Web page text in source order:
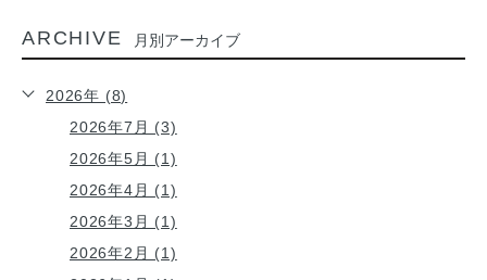
ARCHIVE 月別アーカイブ
2026年 (8)
2026年7月 (3)
2026年5月 (1)
2026年4月 (1)
2026年3月 (1)
2026年2月 (1)